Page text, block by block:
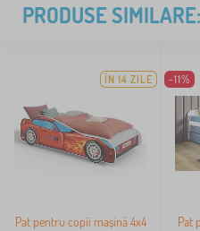
PRODUSE SIMILARE:
ÎN 14 ZILE
Pat pentru copii mașină 4x4
-11%
Pat